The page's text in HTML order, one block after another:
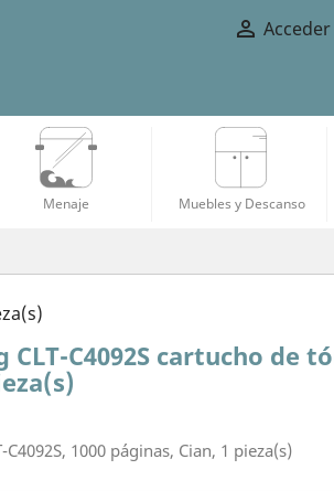
 Acceder
Menaje Muebles y Descanso
CLT-C4092S cartucho de
C4092S, 1000 páginas, Cian, 1 pieza(s)